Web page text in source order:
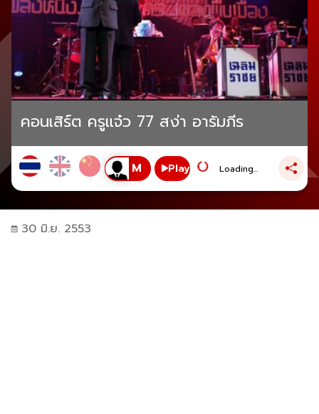
คอนเสิร์ต ครูแจ๋ว 77 สง่า อารัมภีร
Play Loading...
30 มิ.ย. 2553